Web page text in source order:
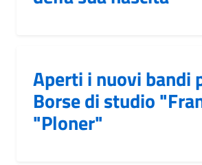
Aperti i nuovi bandi
Borse di studio
"Ploner"